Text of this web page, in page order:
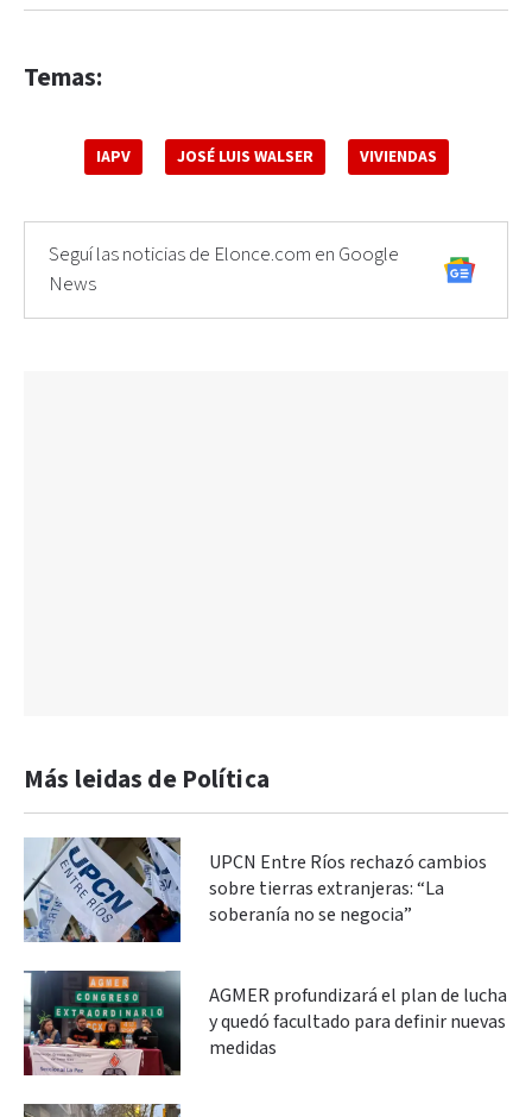
Temas:
IAPV JOSÉ LUIS WALSER VIVIENDAS
Seguí las noticias de Elonce.com en Google
News
Más leidas de Política
UPCN Entre Ríos rechazó cambios
sobre tierras extranjeras: “La
soberanía no se negocia”
AGMER profundizará el plan de lucha
y quedó facultado para definir nuevas
medidas